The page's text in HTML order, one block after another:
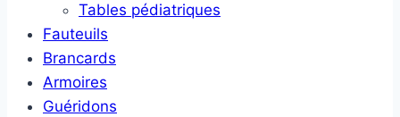
Tables pédiatriques
Fauteuils
Brancards
Armoires
Guéridons